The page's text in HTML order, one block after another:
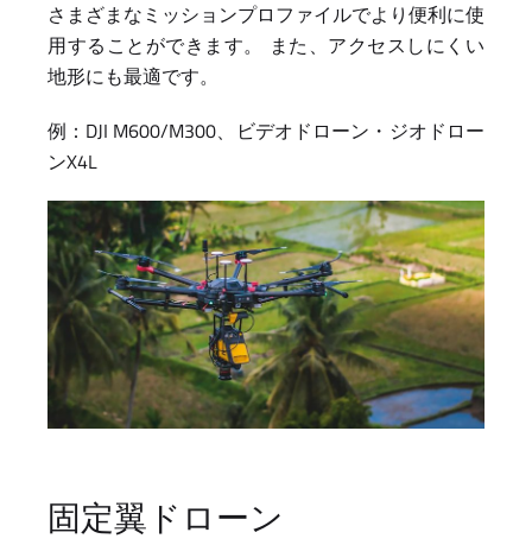
さまざまなミッションプロファイルでより便利に使
用することができます。 また、アクセスしにくい
地形にも最適です。
例：DJI M600/M300、ビデオドローン・ジオドロー
ンX4L
固定翼ドローン